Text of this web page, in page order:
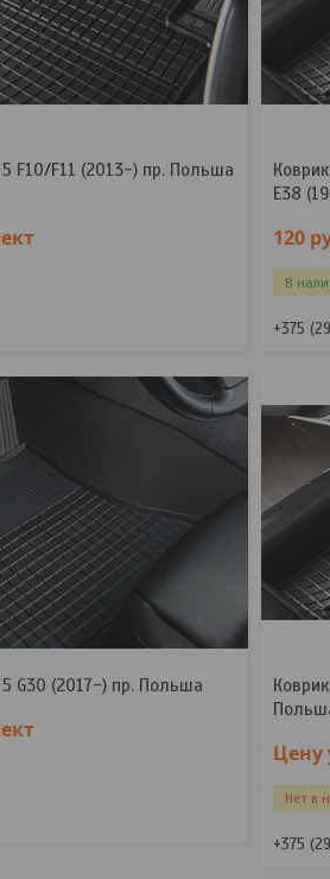
F10/F11 (2013-) пр. Польша
E38
120
В
+375
G30 (2017-) пр. Польша
Цену
Нет в
+375